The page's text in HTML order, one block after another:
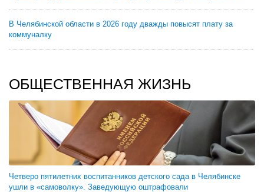
В Челябинской области в 2026 году дважды повысят плату за
коммуналку
ОБЩЕСТВЕННАЯ ЖИЗНЬ
Четверо пятилетних воспитанников детского сада в Челябинске
ушли в «самоволку». Заведующую оштрафовали